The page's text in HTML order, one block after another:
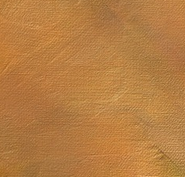
noviembre de 2025
M8, M13, Epsilon Lyrae y